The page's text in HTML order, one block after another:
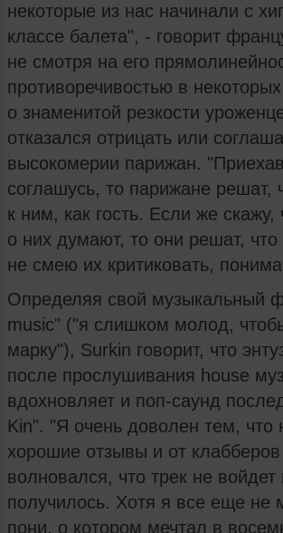
некоторые из нас начинали с
классе балета", - говорит
не смотря на его
противоречивостью в
о знаменитой резкости
отказался отрицать или
высокомерии парижан.
соглашусь, то парижане решат,
к ним, как гость. Если же
о них думают, то они решат,
не смею их критиковать,
Определяя свой музыкальный
music" ("я слишком молод,
марку"), Surkin говорит, что
после прослушивания house
вдохновляет и поп-саунд
Kin". "Я очень доволен тем, что
хорошие отзывы и от
волновался, что трек не
получилось. Хотя я все еще не
пони, о котором мечтал в